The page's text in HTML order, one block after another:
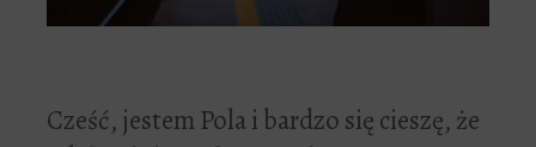
Cześć, jestem Pola i bardzo się cieszę, że